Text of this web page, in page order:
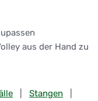
aus der Hand zu
Stangen